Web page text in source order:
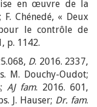
en œuvre de la
Chénedé, « Deux
le contrôle de
p. 1142.
D. 2016. 2337,
M. Douchy-Oudot;
AJ fam. 2016. 601,
J. Hauser; Dr. fam.